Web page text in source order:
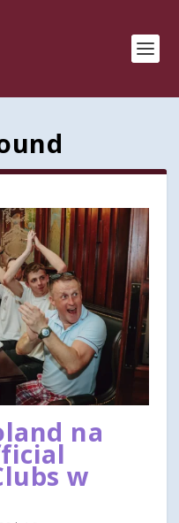
na
w